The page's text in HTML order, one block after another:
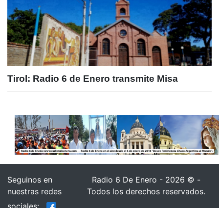
Tirol: Radio 6 de Enero transmite Misa
Seguinos en
nuestras redes
Radio 6 De Enero - 2026 © -
Todos los derechos reservados.